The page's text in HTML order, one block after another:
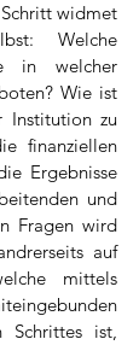
widmet
Welche
in welcher
Wie ist
Institution zu
finanziellen
Ergebnisse
und
Fragen wird
auf
mittels
Schrittes ist,